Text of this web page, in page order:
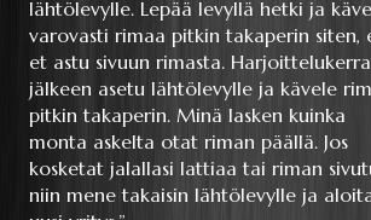
lähtölevylle. Lepää levyllä hetki ja
varovasti rimaa pitkin takaperin siten,
et astu sivuun rimasta.
jälkeen asetu lähtölevylle ja kävele
pitkin takaperin. Minä lasken kuinka
monta askelta otat riman päällä. Jos
kosketat jalallasi lattiaa tai riman
niin mene takaisin lähtölevylle ja